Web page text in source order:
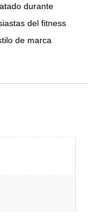
durante
del fitness
de marca